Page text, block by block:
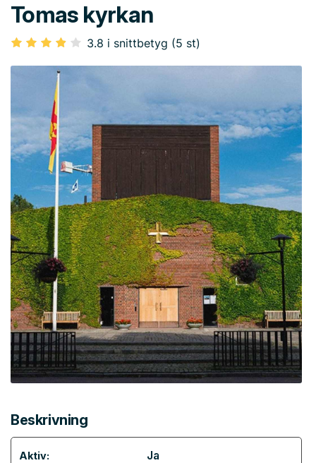
Tomas kyrkan
3.8 i snittbetyg (5 st)
Beskrivning
Aktiv: Ja